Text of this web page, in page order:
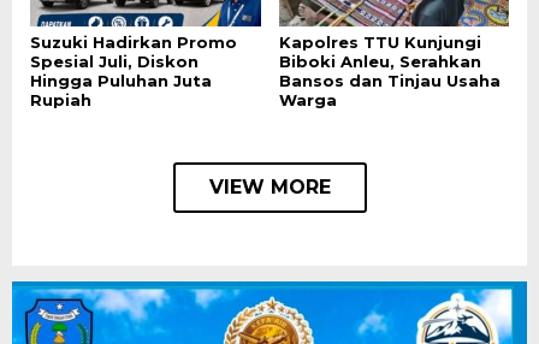
Suzuki Hadirkan Promo
Spesial Juli, Diskon
Hingga Puluhan Juta
Rupiah
Kapolres TTU Kunjungi
Biboki Anleu, Serahkan
Bansos dan Tinjau Usaha
Warga
VIEW MORE